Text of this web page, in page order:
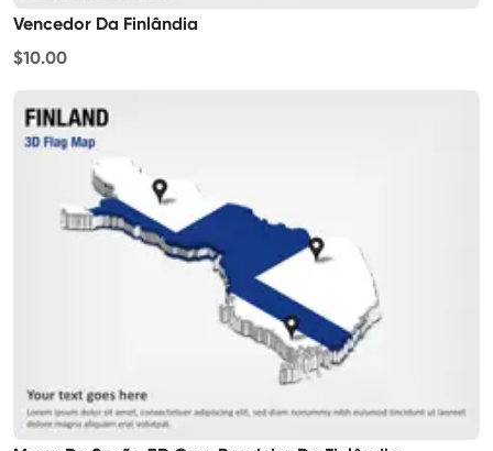
Vencedor Da Finlândia
$10.00